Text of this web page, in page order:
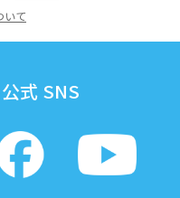
いて
式 SNS